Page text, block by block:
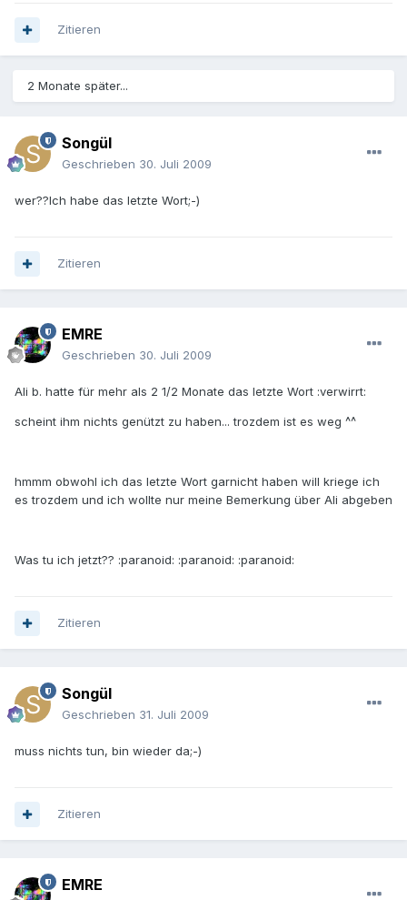
Zitieren
2 Monate später...
Songül
Geschrieben 30. Juli 2009
wer??Ich habe das letzte Wort;-)
Zitieren
EMRE
Geschrieben 30. Juli 2009
Ali b. hatte für mehr als 2 1/2 Monate das letzte Wort :verwirrt:
scheint ihm nichts genützt zu haben... trozdem ist es weg ^^
hmmm obwohl ich das letzte Wort garnicht haben will kriege ich
es trozdem und ich wollte nur meine Bemerkung über Ali abgeben
Was tu ich jetzt?? :paranoid: :paranoid: :paranoid:
Zitieren
Songül
Geschrieben 31. Juli 2009
muss nichts tun, bin wieder da;-)
Zitieren
EMRE